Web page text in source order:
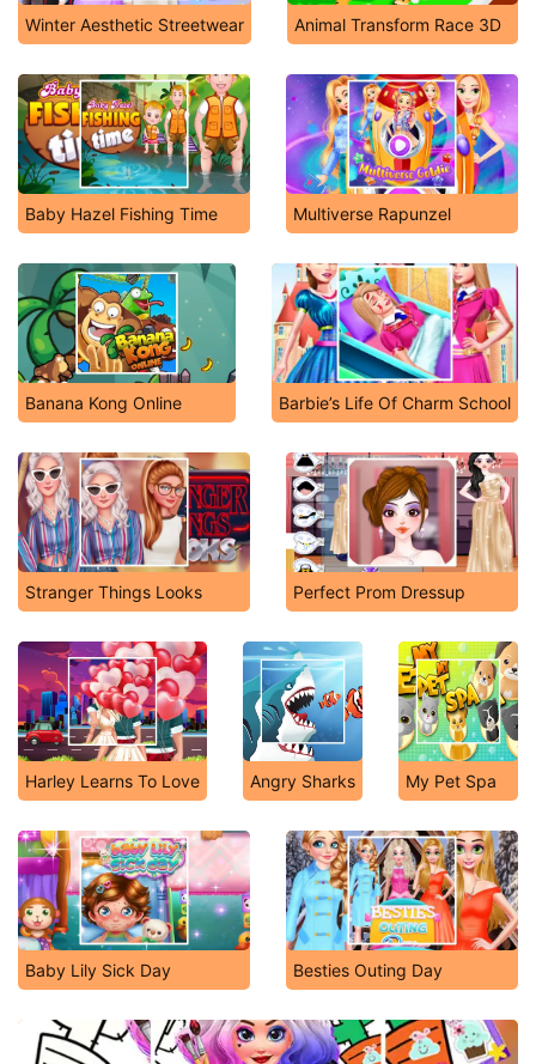
Winter Aesthetic Streetwear Animal Transform Race 3D
Baby Hazel Fishing Time Multiverse Rapunzel
Banana Kong Online Barbie’s Life Of Charm School
Stranger Things Looks Perfect Prom Dressup
Harley Learns To Love Angry Sharks My Pet Spa
Baby Lily Sick Day Besties Outing Day